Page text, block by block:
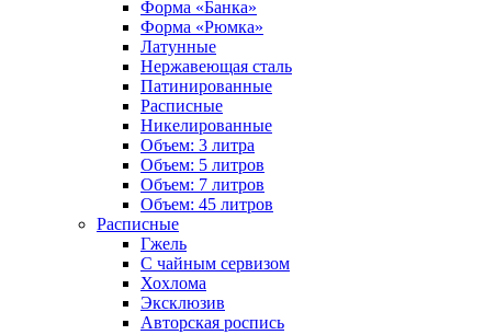
Форма «Банка»
Форма «Рюмка»
Латунные
Нержавеющая сталь
Патинированные
Расписные
Никелированные
Объем: 3 литра
Объем: 5 литров
Объем: 7 литров
Объем: 45 литров
Расписные
Гжель
С чайным сервизом
Хохлома
Эксклюзив
Авторская роспись